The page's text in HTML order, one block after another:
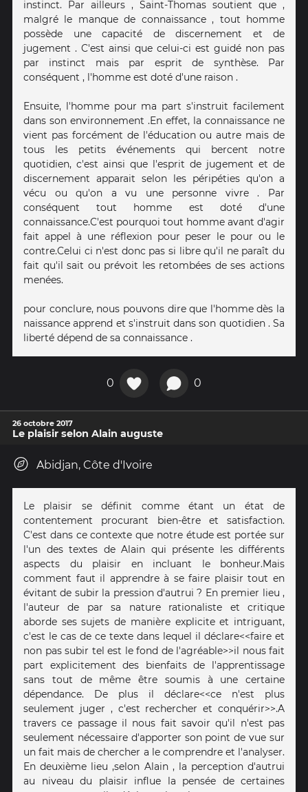
instinct. Par ailleurs , Saint-Thomas soutient que ,
malgré le manque de connaissance , tout homme
possède une capacité de discernement et de
jugement . C'est ainsi que celui-ci est guidé non pas
par instinct mais par esprit de synthèse. Par
conséquent , l'homme est doté d'une raison .
Ensuite, l'homme pour ma part s'instruit facilement
dans son environnement .En effet, la connaissance ne
vient pas forcément de l'éducation ou autre mais de
tous les petits événements qui bercent notre
quotidien, c'est ainsi que l'esprit de jugement et de
discernement apparait selon les péripéties qu'on a
vécu ou qu'on a vu une personne vivre . Par
conséquent tout homme est doté d'une
connaissance.C'est pourquoi tout homme avant d'agir
fait appel à une réflexion pour peser le pour ou le
contre.Celui ci n'est donc pas si libre qu'il ne paraît du
fait qu'il sait ou prévoit les retombées de ses actions
menées.
pour conclure, nous pouvons dire que l'homme dès la
naissance apprend et s'instruit dans son quotidien . Sa
liberté dépend de sa connaissance .
0 0
26 octobre 2017
Le plaisir selon Alain auguste
Abidjan, Côte d'Ivoire
Le plaisir se définit comme étant un état de
contentement procurant bien-être et satisfaction.
C'est dans ce contexte que notre étude est portée sur
l'un des textes de Alain qui présente les différents
aspects du plaisir en incluant le bonheur.Mais
comment faut il apprendre à se faire plaisir tout en
évitant de subir la pression d'autrui ? En premier lieu ,
l'auteur de par sa nature rationaliste et critique
aborde ses sujets de manière explicite et intriguant,
c'est le cas de ce texte dans lequel il déclare<<faire et
non pas subir tel est le fond de l'agréable>>il nous fait
part explicitement des bienfaits de l'apprentissage
sans tout de même être soumis à une certaine
dépendance. De plus il déclare<<ce n'est plus
seulement juger , c'est rechercher et conquérir>>.A
travers ce passage il nous fait savoir qu'il n'est pas
seulement nécessaire d'apporter son point de vue sur
un fait mais de chercher a le comprendre et l'analyser.
En deuxième lieu ,selon Alain , la perception d'autrui
au niveau du plaisir influe la pensée de certaines